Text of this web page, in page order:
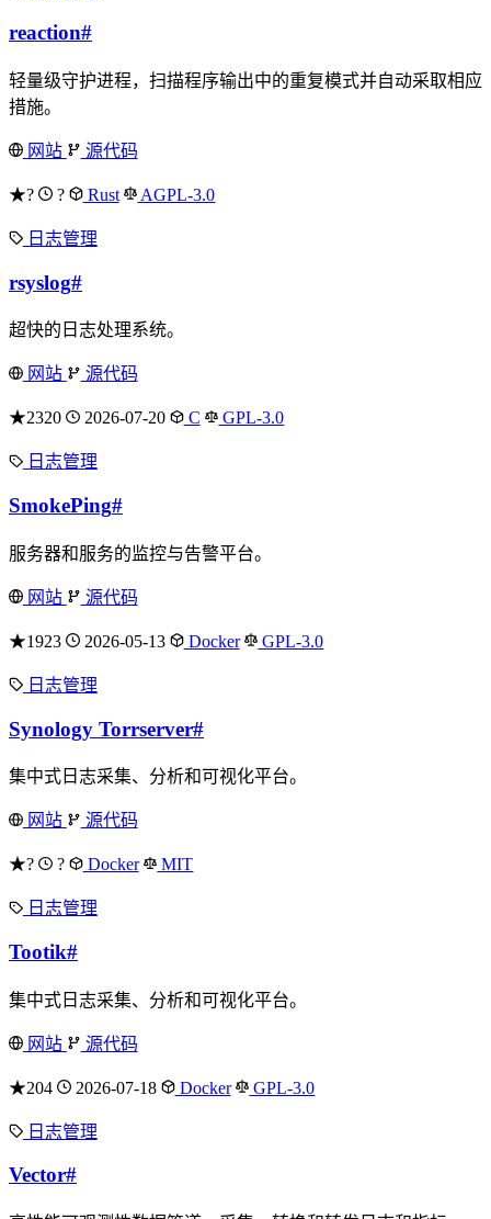
reaction#
轻量级守护进程，扫描程序输出中的重复模式并自动采取相应
措施。
网站 源代码
★? ? Rust AGPL-3.0
日志管理
rsyslog#
超快的日志处理系统。
网站 源代码
★2320 2026-07-20 C GPL-3.0
日志管理
SmokePing#
服务器和服务的监控与告警平台。
网站 源代码
★1923 2026-05-13 Docker GPL-3.0
日志管理
Synology Torrserver#
集中式日志采集、分析和可视化平台。
网站 源代码
★? ? Docker MIT
日志管理
Tootik#
集中式日志采集、分析和可视化平台。
网站 源代码
★204 2026-07-18 Docker GPL-3.0
日志管理
Vector#